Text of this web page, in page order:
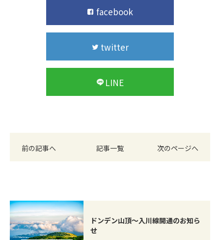
facebook
twitter
LINE
記事一覧
前の記事へ 次のページへ
ドンデン山頂～入川線開通のお知ら
せ